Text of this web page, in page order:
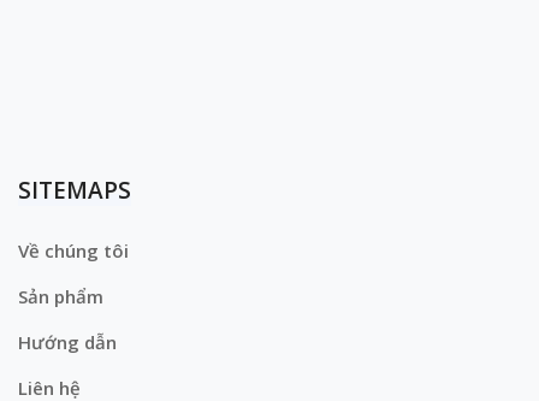
SITEMAPS
Về chúng tôi
Sản phẩm
Hướng dẫn
Liên hệ